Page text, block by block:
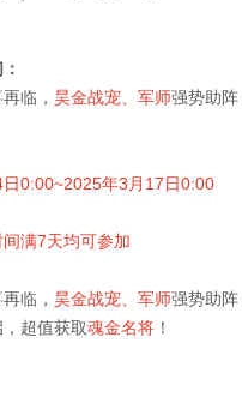
临， 昊金战宠、军师强势助
日0:00~2025年3 月 17日0:00
间满7天均可参加
临， 昊金战宠、军师强势助阵
超值获取魂金名将 ！